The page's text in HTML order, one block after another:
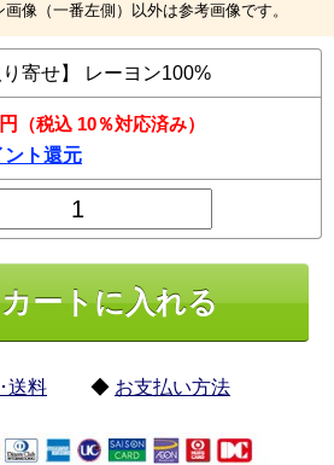
像（一番左側）以外は参考画像です。
り寄せ】 レーヨン100%
円
（税込 10％対応済み）
ント還元
送料 ◆ お支払い方法